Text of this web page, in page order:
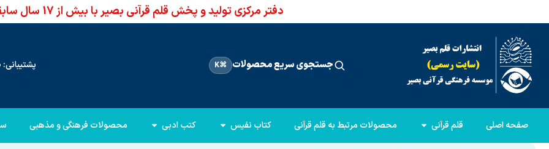
دفتر مرکزی تولید و پخش قلم قرآنی بصیر با بیش از 17 سال سابقه
جستجوی سریع محصولات ⌘K پشتیبانی: 66960950-021
صفحه اصلی قلم قرآنی محصولات مرتبط به قلم قرآنی کتاب نفیس کتب ادبی محصولات فرهنگی و مذهبی